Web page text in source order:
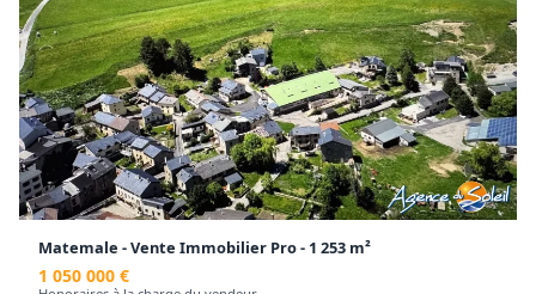
Matemale - Vente Immobilier Pro - 1 253 m²
1 050 000 €